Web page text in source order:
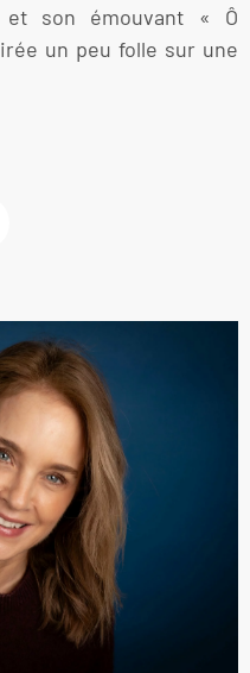
et son émouvant « Ô
un peu folle sur une